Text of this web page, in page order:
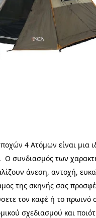
4 Ατόμων είναι μια
Ο συνδιασμός των
άνεση, αντοχή,
της σκηνής σας
τον καφέ ή το πρωινό
σχεδιασμού και